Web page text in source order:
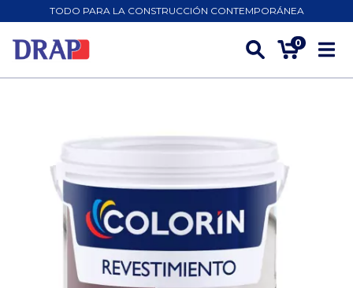
TODO PARA LA CONSTRUCCIÓN CONTEMPORÁNEA
0